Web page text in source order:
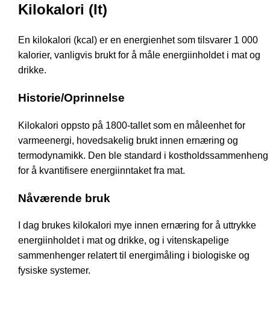
Kilokalori (It)
En kilokalori (kcal) er en energienhet som tilsvarer 1 000
kalorier, vanligvis brukt for å måle energiinholdet i mat og
drikke.
Historie/Oprinnelse
Kilokalori oppsto på 1800-tallet som en måleenhet for
varmeenergi, hovedsakelig brukt innen ernæring og
termodynamikk. Den ble standard i kostholdssammenheng
for å kvantifisere energiinntaket fra mat.
Nåværende bruk
I dag brukes kilokalori mye innen ernæring for å uttrykke
energiinholdet i mat og drikke, og i vitenskapelige
sammenhenger relatert til energimåling i biologiske og
fysiske systemer.